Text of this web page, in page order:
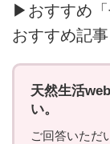
▶おすすめ「
おすすめ記事